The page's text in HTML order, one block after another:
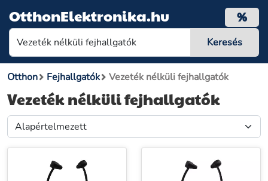
OtthonElektronika.hu %
Otthon Fejhallgatók Vezeték nélküli fejhallgatók
Vezeték nélküli fejhallgatók